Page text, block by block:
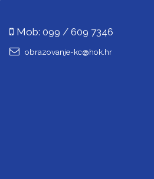
Mob: 099 / 609 7346
obrazovanje-kc@hok.hr